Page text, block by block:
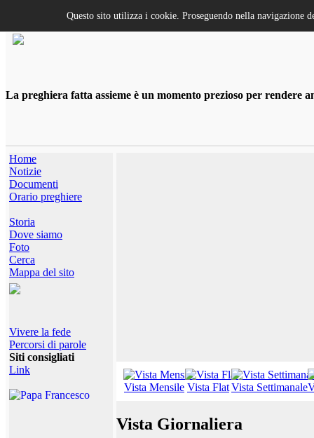
La preghiera fatta assieme è un momento prezioso per rendere
Home
Notizie
Documenti
Orario preghiere
Storia
Dove siamo
Foto
Cerca
Mappa del sito
Vivere la fede
Percorsi di parole
Siti consigliati
Link
Vista Mensile Vista FlatVista Settimanale
Vista Giornaliera
Questo sito utilizza i cookie. Proseguendo nella navigazione